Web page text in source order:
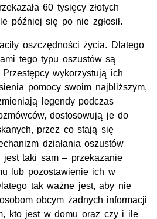
60 tysięcy złotych
później się po nie zgłosił.
oszczędności życia. Dlatego
tego typu oszustów są
wykorzystują ich
pomocy swoim najbliższym,
legendy podczas
dostosowują je do
przez co stają się
działania oszustów
jest taki sam – przekazanie
lub pozostawienie ich w
tak ważne jest, aby nie
obcym żadnych informacji
kto jest w domu oraz czy i ile